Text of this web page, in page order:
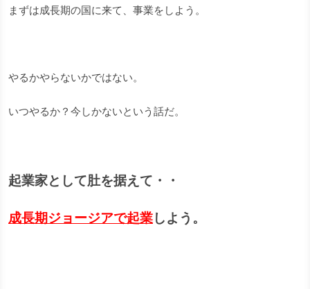
まずは成長期の国に来て、事業をしよう。
やるかやらないかではない。
いつやるか？今しかないという話だ。
起業家として肚を据えて・・
成長期ジョージアで起業しよう。